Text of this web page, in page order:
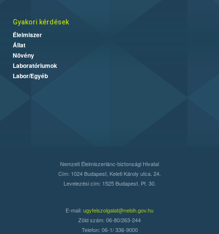
Gyakori kérdések
Élelmiszer
Állat
Növény
Laboratóriumok
Labor/Egyéb
Nemzeti Élelmiszerlánc-biztonsági Hivatal
Cím: 1024 Budapest, Keleti Károly utca. 24.
Levelezési cím: 1525 Budapest. Pf. 30.
E-mail: ugyfelszolgalat@nebih.gov.hu
Zöld szám: 06-80/263-244
Telefon: 06-1/ 336-9000